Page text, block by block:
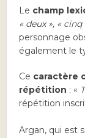
Le champ
« deux », «
personnage
également le
Ce caractère
répétition : «
répétition
Argan, qui est